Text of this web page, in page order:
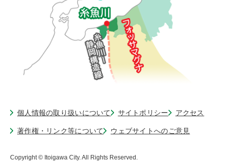
個人情報の取り扱いについて サイトポリシー アクセス
著作権・リンク等について ウェブサイトへのご意見
Copyright © Itoigawa City. All Rights Reserved.